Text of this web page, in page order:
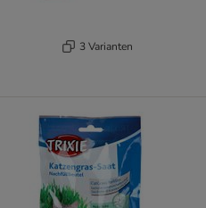
3 Varianten